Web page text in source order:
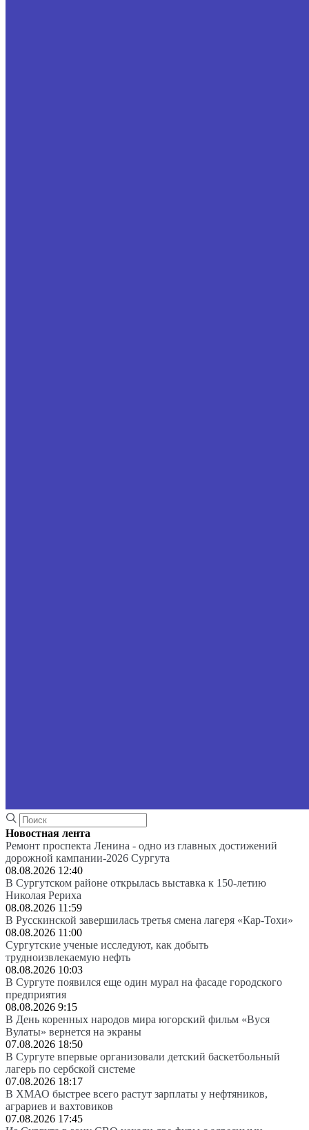
Новостная лента
Ремонт проспекта Ленина - одно из главных достижений
дорожной кампании-2026 Сургута
08.08.2026 12:40
В Сургутском районе открылась выставка к 150-летию
Николая Рериха
08.08.2026 11:59
В Русскинской завершилась третья смена лагеря «Кар-Тохи»
08.08.2026 11:00
Сургутские ученые исследуют, как добыть
трудноизвлекаемую нефть
08.08.2026 10:03
В Сургуте появился еще один мурал на фасаде городского
предприятия
08.08.2026 9:15
В День коренных народов мира югорский фильм «Вуся
Вулаты» вернется на экраны
07.08.2026 18:50
В Сургуте впервые организовали детский баскетбольный
лагерь по сербской системе
07.08.2026 18:17
В ХМАО быстрее всего растут зарплаты у нефтяников,
аграриев и вахтовиков
07.08.2026 17:45